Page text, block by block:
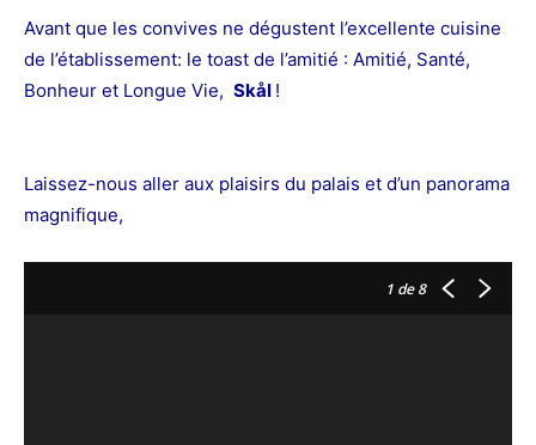
Avant que les convives ne dégustent l’excellente cuisine
de l’établissement: le toast de l’amitié : Amitié, Santé,
Bonheur et Longue Vie, Skål !
Laissez-nous aller aux plaisirs du palais et d’un panorama
magnifique,
1 de 8